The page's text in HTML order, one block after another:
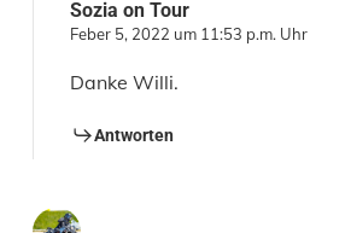
Sozia on Tour
Feber 5, 2022 um 11:53 p.m. Uhr
Danke Willi.
Antworten